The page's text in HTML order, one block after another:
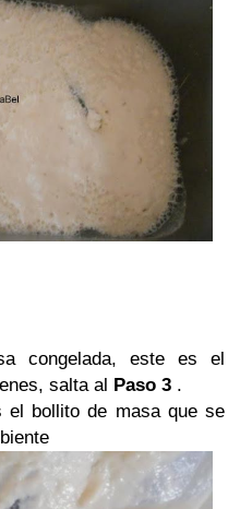
congelada, este es el
salta al Paso 3 .
el bollito de masa que se